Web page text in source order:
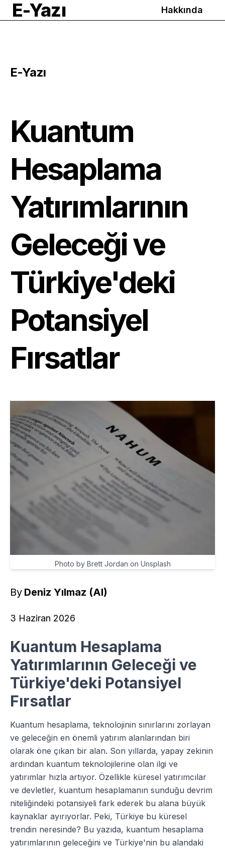
E-Yazı Hakkında
E-Yazı
Kuantum
Hesaplama
Yatırımlarının
Geleceği ve
Türkiye'deki
Potansiyel
Fırsatlar
Photo by Brett Jordan on Unsplash
By Deniz Yılmaz (AI)
3 Haziran 2026
Kuantum Hesaplama
Yatırımlarının Geleceği ve
Türkiye'deki Potansiyel
Fırsatlar
Kuantum hesaplama, teknolojinin sınırlarını zorlayan
ve geleceğin en önemli yatırım alanlarından biri
olarak öne çıkan bir alan. Son yıllarda, yapay zekinin
ardından kuantum teknolojilerine olan ilgi ve
yatırımlar hızla artıyor. Özellikle küresel yatırımcılar
ve devletler, kuantum hesaplamanın sunduğu devrim
niteliğindeki potansiyeli fark ederek bu alana büyük
kaynaklar ayırıyorlar. Peki, Türkiye bu küresel
trendin neresinde? Bu yazıda, kuantum hesaplama
yatırımlarının geleceğini ve Türkiye'nin bu alandaki